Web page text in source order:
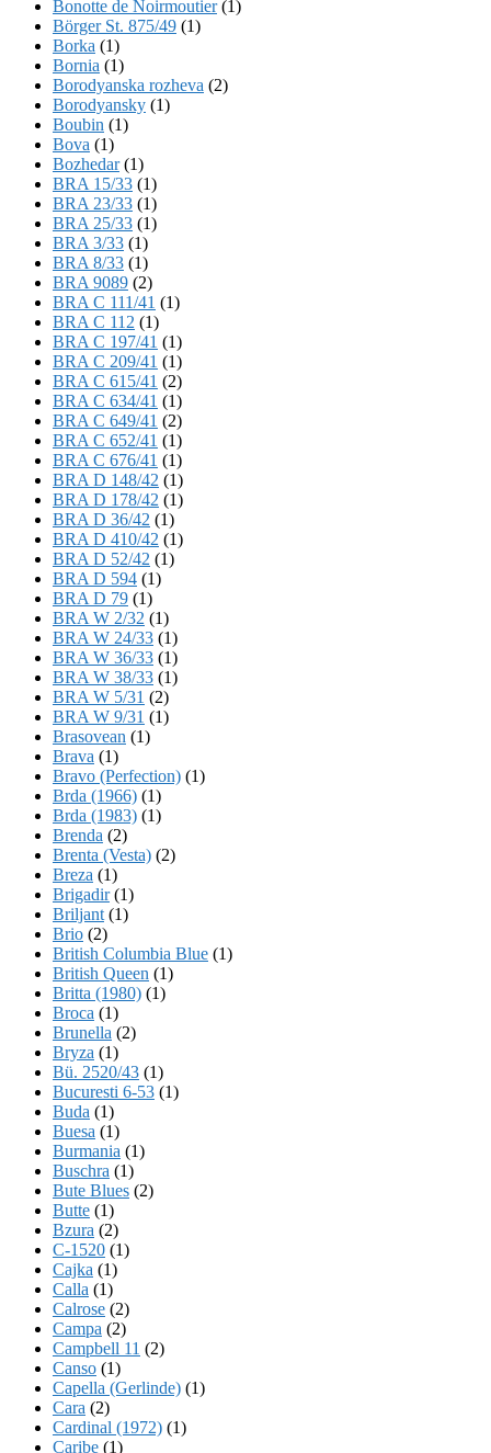
Bonotte de Noirmoutier(1)
Börger St. 875/49 (1)
Borka (1)
Bornia (1)
Borodyanska rozheva (2)
Borodyansky (1)
Boubin (1)
Bova (1)
Bozhedar(1)
BRA 15/33 (1)
BRA 23/33 (1)
BRA 25/33 (1)
BRA 3/33 (1)
BRA 8/33 (1)
BRA 9089 (2)
BRA C 111/41 (1)
BRA C 112 (1)
BRA C 197/41 (1)
BRA C 209/41 (1)
BRA C 615/41 (2)
BRA C 634/41 (1)
BRA C 649/41 (2)
BRA C 652/41 (1)
BRA C 676/41 (1)
BRA D 148/42 (1)
BRA D 178/42 (1)
BRA D 36/42 (1)
BRA D 410/42 (1)
BRA D 52/42 (1)
BRA D 594 (1)
BRA D 79 (1)
BRA W 2/32 (1)
BRA W 24/33 (1)
BRA W 36/33 (1)
BRA W 38/33 (1)
BRA W 5/31 (2)
BRA W 9/31 (1)
Brasovean (1)
Brava (1)
Bravo (Perfection) (1)
Brda (1966) (1)
Brda (1983) (1)
Brenda (2)
Brenta (Vesta) (2)
Breza (1)
Brigadir(1)
Briljant (1)
Brio (2)
British Columbia Blue (1)
British Queen (1)
Britta (1980) (1)
Broca (1)
Brunella (2)
Bryza (1)
Bü. 2520/43 (1)
Bucuresti 6-53 (1)
Buda (1)
Buesa (1)
Burmania (1)
Buschra (1)
Bute Blues (2)
Butte (1)
Bzura (2)
C-1520 (1)
Cajka (1)
Calla (1)
Calrose (2)
Campa (2)
Campbell 11 (2)
Canso (1)
Capella (Gerlinde) (1)
Cara (2)
Cardinal (1972) (1)
Caribe (1)